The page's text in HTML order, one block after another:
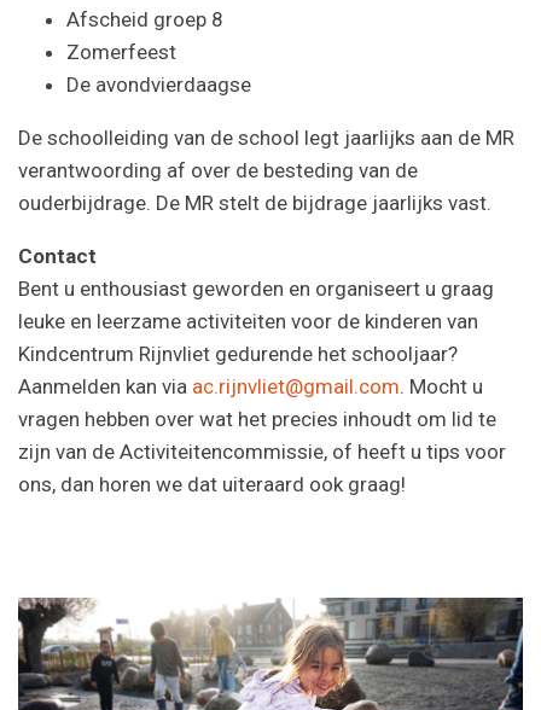
Afscheid groep 8
Zomerfeest
De avondvierdaagse
De schoolleiding van de school legt jaarlijks aan de MR
verantwoording af over de besteding van de
ouderbijdrage. De MR stelt de bijdrage jaarlijks vast.
Contact
Bent u enthousiast geworden en organiseert u graag
leuke en leerzame activiteiten voor de kinderen van
Kindcentrum Rijnvliet gedurende het schooljaar?
Aanmelden kan via ac.rijnvliet@gmail.com. Mocht u
vragen hebben over wat het precies inhoudt om lid te
zijn van de Activiteitencommissie, of heeft u tips voor
ons, dan horen we dat uiteraard ook graag!